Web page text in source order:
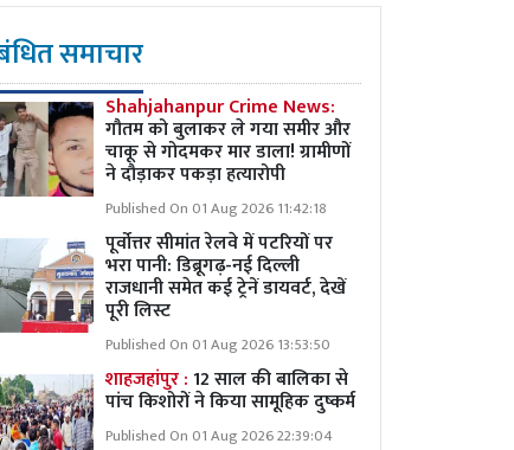
समाचार
Shahjahanpur Crime News:
गौतम को बुलाकर ले गया समीर और
चाकू से गोदमकर मार डाला! ग्रामीणों
ने दौड़ाकर पकड़ा हत्यारोपी
Published On 01 Aug 2026 11:42:18
पूर्वोत्तर सीमांत रेलवे में पटरियों पर
भरा पानी: डिब्रूगढ़-नई दिल्ली
राजधानी समेत कई ट्रेनें डायवर्ट, देखें
पूरी लिस्ट
Published On 01 Aug 2026 13:53:50
शाहजहांपुर :12 साल की बालिका से
पांच किशोरों ने किया सामूहिक दुष्कर्म
Published On 01 Aug 2026 22:39:04